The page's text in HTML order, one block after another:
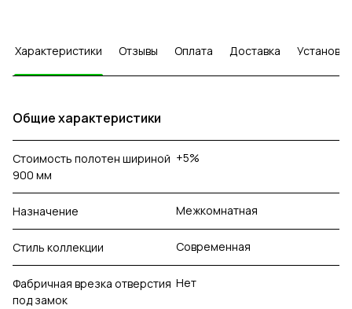
Характеристики Отзывы Оплата Доставка Установка
Общие характеристики
Стоимость полотен шириной
900 мм
+5%
Назначение Межкомнатная
Стиль коллекции Современная
Фабричная врезка отверстия
под замок
Нет